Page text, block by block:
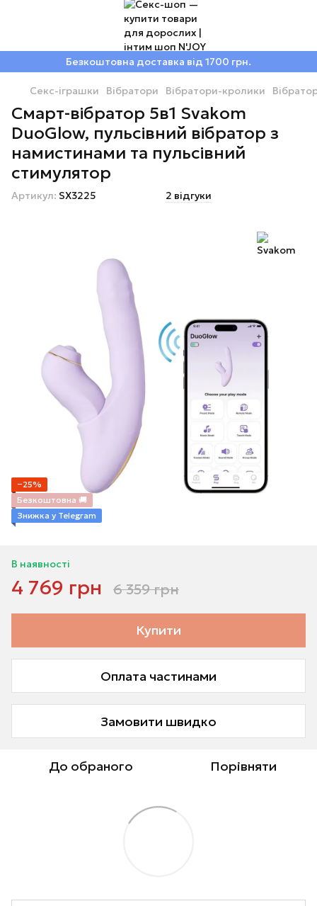
Безкоштовна доставка від 1700 грн.
Секс-іграшки Вібратори Вібратори-кролики
Смарт-вібратор 5в1 Svakom
DuoGlow, пульсівний вібратор з
намистинами та пульсівний
стимулятор
Артикул: SX3225 2 відгуки
−25%
Безкоштовна 🚚
Знижка у Telegram
В наявності
4 769 грн 6 359 грн
Купити
Оплата частинами
Замовити швидко
До обраного Порівняти